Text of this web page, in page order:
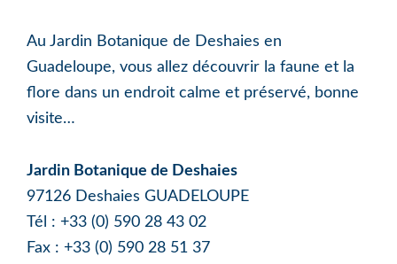
Au Jardin Botanique de Deshaies en
Guadeloupe, vous allez découvrir la faune et la
flore dans un endroit calme et préservé, bonne
visite…
Jardin Botanique de Deshaies
97126 Deshaies GUADELOUPE
Tél : +33 (0) 590 28 43 02
Fax : +33 (0) 590 28 51 37